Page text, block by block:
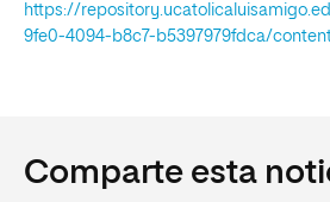
https://
9fe0-4094-b8c7-b5397979fdca/
Comparte esta